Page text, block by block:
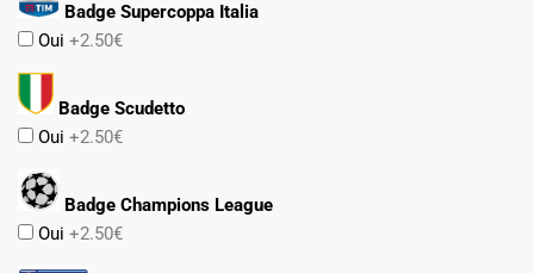
Badge Supercoppa Italia
Oui +2.50€
Badge Scudetto
Oui +2.50€
Badge Champions League
Oui +2.50€